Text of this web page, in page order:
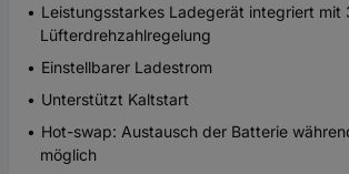
Leistungsstarkes Ladegerät integriert mit
Lüfterdrehzahlregelung
Einstellbarer Ladestrom
Unterstützt Kaltstart
Hot-swap: Austausch der Batterie
möglich